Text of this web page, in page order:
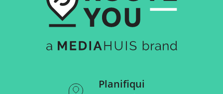
Planifiqui